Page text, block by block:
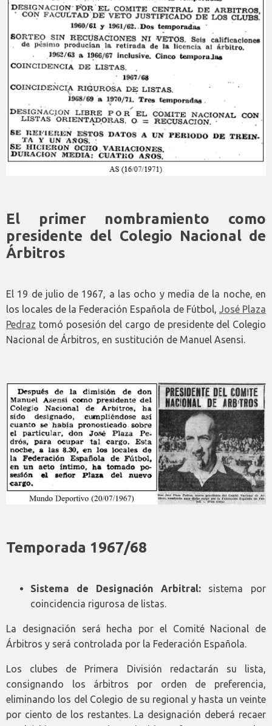
El primer nombramiento como
presidente del Colegio Nacional de
Árbitros
El 19 de julio de 1967, a las ocho y media de la noche, en
los locales de la Federación Española de Fútbol, José Plaza
Pedraz tomó posesión del cargo de presidente del Colegio
Nacional de Árbitros, en sustitución de Manuel Asensi.
Temporada 1967/68
Sistema de Designación Arbitral: sistema por
coincidencia rigurosa de listas.
La designación será hecha por el Comité Nacional de
Árbitros y será controlada por la Federación Española.
Los clubes de Primera División redactarán su lista,
consignando los árbitros por orden de preferencia,
eliminando los del Colegio de su regional y hasta un veinte
por ciento de los restantes. La designación deberá recaer